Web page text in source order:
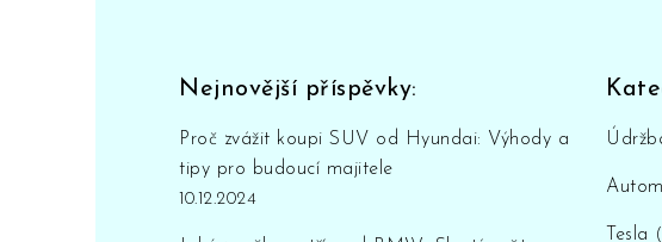
Nejnovější příspěvky:
Proč zvážit koupi SUV od Hyundai: Výhody a
tipy pro budoucí majitele
10.12.2024
Tesla